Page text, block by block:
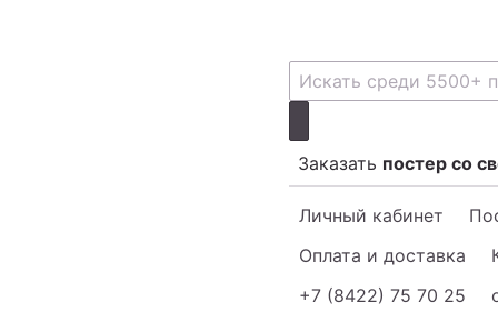
Заказать постер со
Личный кабинет
Оплата и доставка
+7 (8422) 75 70 25